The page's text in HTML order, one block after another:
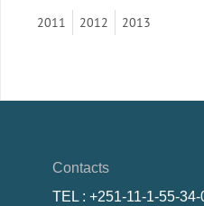
2011 2012 2013
Contacts
TEL : +251-11-1-55-34-